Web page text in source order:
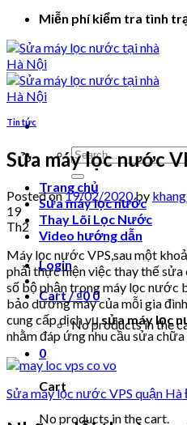
Miễn phí kiểm tra tình
Search
for:
Trang chủ
Sửa máy lọc nước
Thay Lõi Lọc Nước
Video hướng dẫn
Login
Cart /₫00
No products in the
0
Cart
No products in the cart.
Tin tức
Sửa máy lọc nước
Posted on19/02/2020by
19
Th2
Máy lọc nước VPS,sau một
phải thực hiện việc thay thế
số bộ phận trong máy lọc nước
bảo dưỡng máy của mỗi gia
cung cấp dịch vụsửa máy lọc
nhằm đáp ứng nhu cầu sửa
Sửa máy lọc nước VPS quận